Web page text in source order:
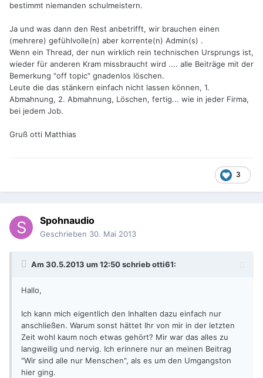
bestimmt niemanden schulmeistern.
Ja und was dann den Rest anbetrifft, wir brauchen einen
(mehrere) gefühlvolle(n) aber korrente(n) Admin(s) .
Wenn ein Thread, der nun wirklich rein technischen Ursprungs ist,
wieder für anderen Kram missbraucht wird .... alle Beiträge mit der
Bemerkung "off topic" gnadenlos löschen.
Leute die das stänkern einfach nicht lassen können, 1.
Abmahnung, 2. Abmahnung, Löschen, fertig... wie in jeder Firma,
bei jedem Job.
Gruß otti Matthias
3
Spohnaudio
Geschrieben 30. Mai 2013
Am 30.5.2013 um 12:50 schrieb otti61:
Hallo,
Ich kann mich eigentlich den Inhalten dazu einfach nur
anschließen. Warum sonst hättet Ihr von mir in der letzten
Zeit wohl kaum noch etwas gehört? Mir war das alles zu
langweilig und nervig. Ich erinnere nur an meinen Beitrag
"Wir sind alle nur Menschen", als es um den Umgangston
hier ging.